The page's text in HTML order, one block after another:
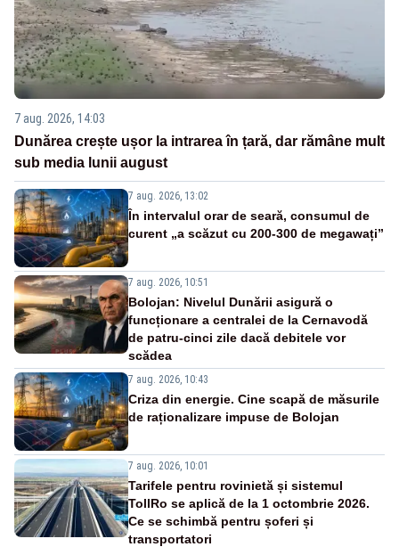
7 aug. 2026, 14:03
Dunărea crește ușor la intrarea în țară, dar rămâne mult
sub media lunii august
7 aug. 2026, 13:02
În intervalul orar de seară, consumul de
curent „a scăzut cu 200-300 de megawați”
7 aug. 2026, 10:51
Bolojan: Nivelul Dunării asigură o
funcționare a centralei de la Cernavodă
de patru-cinci zile dacă debitele vor
scădea
7 aug. 2026, 10:43
Criza din energie. Cine scapă de măsurile
de raționalizare impuse de Bolojan
7 aug. 2026, 10:01
Tarifele pentru rovinietă și sistemul
TollRo se aplică de la 1 octombrie 2026.
Ce se schimbă pentru șoferi și
transportatori